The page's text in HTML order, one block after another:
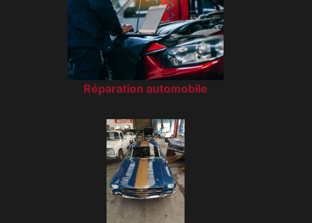
Réparation automobile